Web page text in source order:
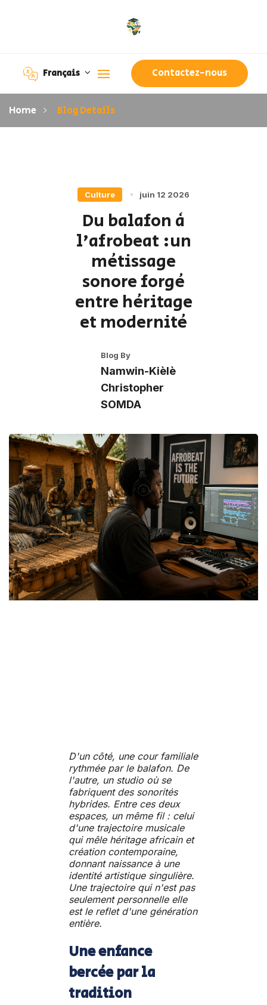
Français Contactez-nous
Home Blog Details
Culture juin 12 2026
Du balafon à
l'afrobeat :un
métissage
sonore forgé
entre héritage
et modernité
Blog By
Namwin-Kièlè
Christopher
SOMDA
D'un côté, une cour familiale
rythmée par le balafon. De
l'autre, un studio où se
fabriquent des sonorités
hybrides. Entre ces deux
espaces, un même fil : celui
d'une trajectoire musicale
qui mêle héritage africain et
création contemporaine,
donnant naissance à une
identité artistique singulière.
Une trajectoire qui n'est pas
seulement personnelle elle
est le reflet d'une génération
entière.
Une enfance
bercée par la
tradition